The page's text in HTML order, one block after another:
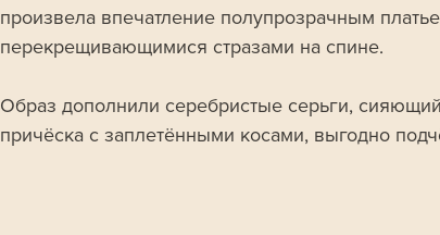
произвела впечатление полупрозрачным
перекрещивающимися стразами на спине.
Образ дополнили серебристые серьги,
причёска с заплетёнными косами, выгодно